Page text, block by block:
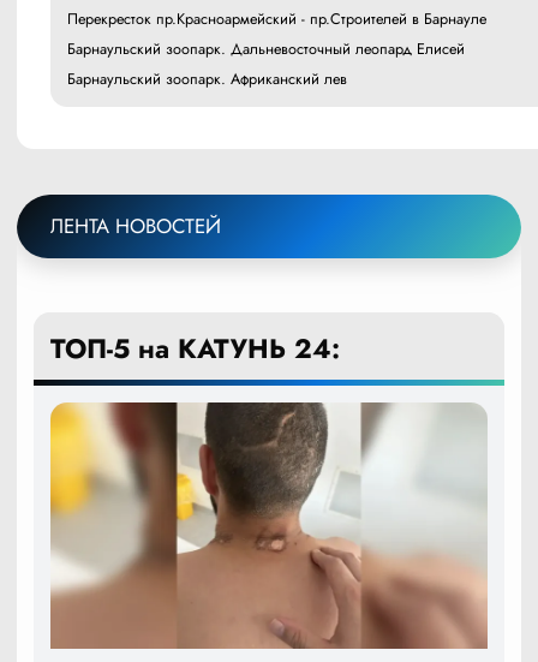
Перекресток пр.Красноармейский - пр.Строителей в Барнауле
Барнаульский зоопарк. Дальневосточный леопард Елисей
Барнаульский зоопарк. Африканский лев
ЛЕНТА НОВОСТЕЙ
ТОП-5 на КАТУНЬ 24: